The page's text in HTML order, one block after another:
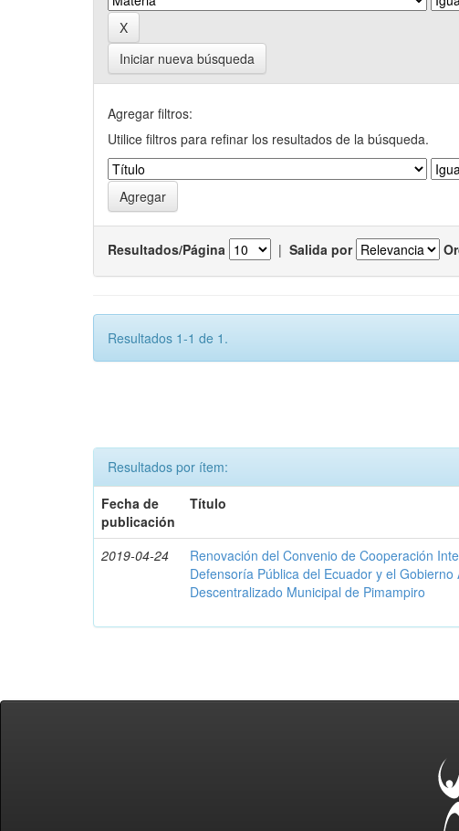
Iniciar nueva búsqueda
Agregar filtros:
Utilice filtros para refinar los resultados de la búsqueda.
Resultados/Página | Salida por
Resultados 1-1 de 1.
Resultados por ítem:
Fecha de
publicación
Título
2019-04-24
Renovación del Convenio de Cooperación
Defensoría Pública del Ecuador y el Gobierno
Descentralizado Municipal de Pimampiro